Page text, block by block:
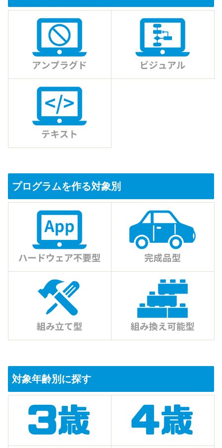
プログラムを作る対象別
対象年齢別に探す